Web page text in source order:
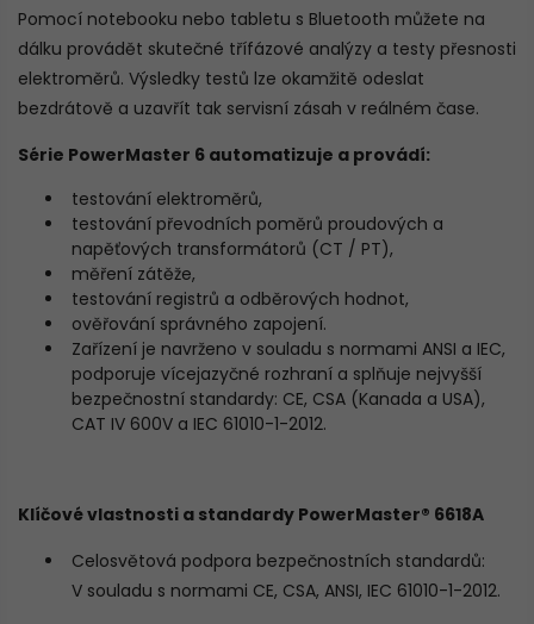
Pomocí notebooku nebo tabletu s Bluetooth můžete na
dálku provádět skutečné třífázové analýzy a testy přesnosti
elektroměrů. Výsledky testů lze okamžitě odeslat
bezdrátově a uzavřít tak servisní zásah v reálném čase.
Série PowerMaster 6 automatizuje a provádí:
testování elektroměrů,
testování převodních poměrů proudových a
napěťových transformátorů (CT / PT),
měření zátěže,
testování registrů a odběrových hodnot,
ověřování správného zapojení.
Zařízení je navrženo v souladu s normami ANSI a IEC,
podporuje vícejazyčné rozhraní a splňuje nejvyšší
bezpečnostní standardy: CE, CSA (Kanada a USA),
CAT IV 600V a IEC 61010-1-2012.
Klíčové vlastnosti a standardy PowerMaster® 6618A
Celosvětová podpora bezpečnostních standardů:
V souladu s normami CE, CSA, ANSI, IEC 61010-1-2012.